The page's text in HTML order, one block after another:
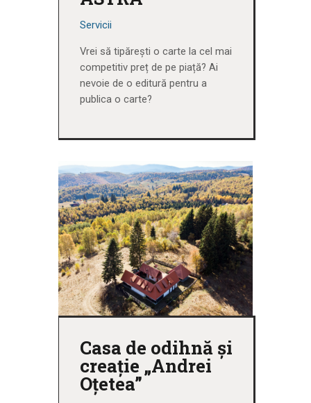
Servicii
Vrei să tipărești o carte la cel mai
competitiv preț de pe piață? Ai
nevoie de o editură pentru a
publica o carte?
Casa de odihnă și
creație „Andrei
Oțetea”